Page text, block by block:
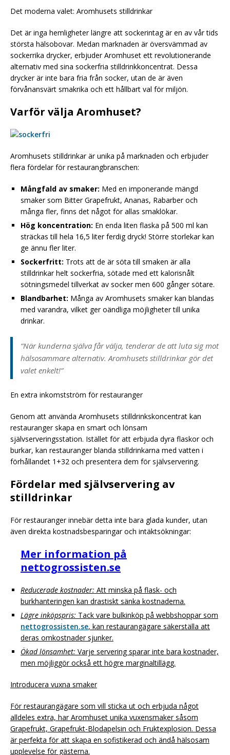
Det moderna valet: Aromhusets stilldrinkar
Det är inga hemligheter längre att sockerintag är en av vår tids
största hälsobovar. Medan marknaden är översvämmad av
sockerrika drycker, erbjuder Aromhuset ett revolutionerande
alternativ med sina sockerfria stilldrinkkoncentrat. Dessa
drycker är inte bara fria från socker, utan de är även
förvånansvärt smakrika och ett hållbart val för miljön.
Varför välja Aromhuset?
Aromhusets stilldrinkar är unika på marknaden och erbjuder
flera fördelar för restaurangbranschen:
Mångfald av smaker: Med en imponerande mängd
smaker som Bitter Grapefrukt, Ananas, Rabarber och
många fler, finns det något för allas smaklökar.
Hög koncentration: En enda liten flaska på 500 ml kan
sträckas till hela 16,5 liter ferdig dryck! Större storlekar kan
ge ännu fler liter.
Sockerfritt: Trots att de är söta till smaken är alla
stilldrinkar helt sockerfria, sötade med ett kalorisnålt
sötningsmedel tillverkat av socker men 600 gånger sötare.
Blandbarhet: Många av Aromhusets smaker kan blandas
med varandra, vilket ger oändliga möjligheter till unika
drinkar.
“När kunderna själva får välja, tenderar de att luta sig mot
hälsosammare alternativ. Aromhusets stilldrinkar gör det
valet enkelt!”
En extra inkomstström för restauranger
Genom att använda Aromhusets stilldrinkskoncentrat kan
restauranger skapa en smart och lönsam
självserveringsstation. Istället för att erbjuda dyra flaskor och
burkar, kan restauranger blanda stilldrinkarna med vatten i
förhållandet 1+32 och presentera dem för självservering.
Fördelar med självservering av
stilldrinkar
För restauranger innebär detta inte bara glada kunder, utan
även direkta kostnadsbesparingar och intäktsökningar:
Mer information på
nettogrossisten.se
Reducerade kostnader: Att minska på flask- och
burkhanteringen kan drastiskt sänka kostnaderna.
Lägre inköpspris: Tack vare bulkinköp på webbshoppar som
nettogrossisten.se, kan restaurangägare säkerställa att
deras omkostnader sjunker.
Ökad lönsamhet: Varje servering sparar inte bara kostnader,
men möjliggör också ett högre marginaltillägg.
Introducera vuxna smaker
För restaurangägare som vill sticka ut och erbjuda något
alldeles extra, har Aromhuset unika vuxensmaker såsom
Grapefrukt, Grapefrukt-Blodapelsin och Fruktexplosion. Dessa
är perfekta för att skapa en sofistikerad och ändå hälsosam
upplevelse för gästerna.